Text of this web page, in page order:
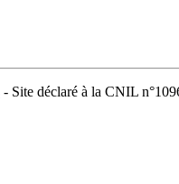
- Site déclaré à la CNIL